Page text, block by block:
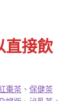
直接飲
棗茶 、 保健茶